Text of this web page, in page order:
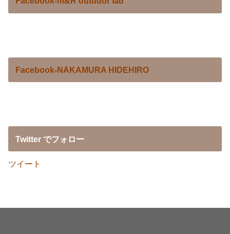
Facebook-NAKAMURA HIDEHIRO
Twitter でフォロー
ツイート